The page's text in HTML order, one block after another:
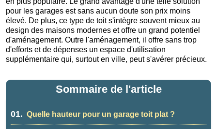
pour les garages est sans aucun doute son prix moins
élevé. De plus, ce type de toit s'intègre souvent mieux au
design des maisons modernes et offre un grand potentiel
d'aménagement. Outre l'aménagement, il offre sans trop
d'efforts et de dépenses un espace d'utilisation
supplémentaire qui, surtout en ville, peut s'avérer précieux.
Sommaire de l'article
01. Quelle hauteur pour un garage toit plat ?